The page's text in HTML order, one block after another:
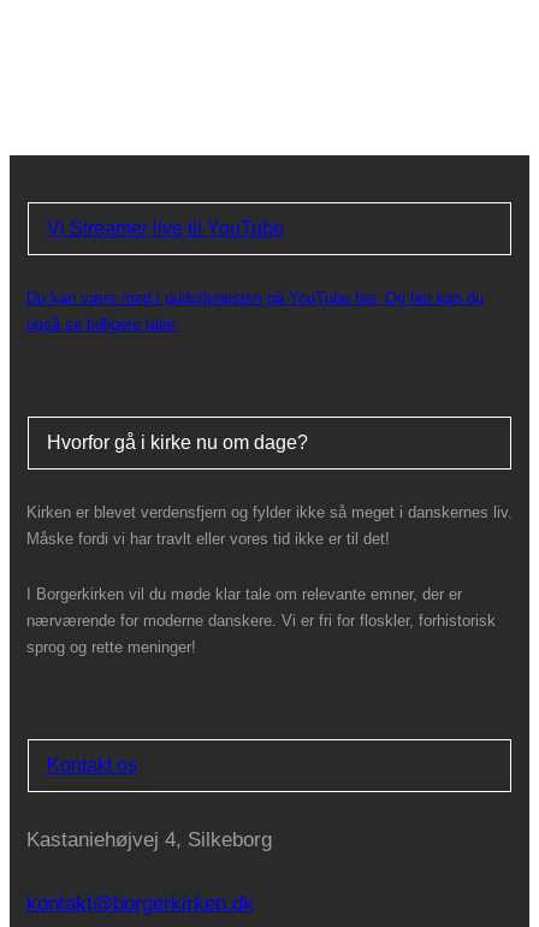
Vi Streamer live til YouTube
Du kan være med i gudstjenesten på YouTube her. Og her kan du
også se tidligere taler.
Hvorfor gå i kirke nu om dage?
Kirken er blevet verdensfjern og fylder ikke så meget i danskernes liv.
Måske fordi vi har travlt eller vores tid ikke er til det!
I Borgerkirken vil du møde klar tale om relevante emner, der er
nærværende for moderne danskere. Vi er fri for floskler, forhistorisk
sprog og rette meninger!
Kontakt os
Kastaniehøjvej 4, Silkeborg
kontakt@borgerkirken.dk